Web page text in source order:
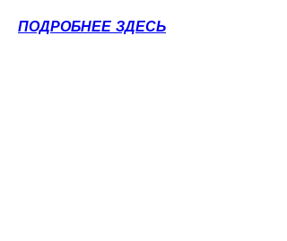
ПОДРОБНЕЕ ЗДЕСЬ